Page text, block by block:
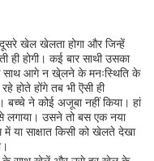
खेल खेलता होगा और जिन्हें
होगी। कई बार साथी उसका
साथ आगे न खे्लने के मनःस्थिति के
होते होंगे तब भी ऎसी ही
बच्चे ने कोई अजूबा नहीं किया। हां
उसने तो बस एक नया
या साक्षात किसी को खेलते देखा